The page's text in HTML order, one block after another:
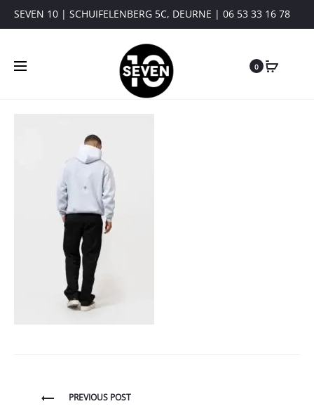
SEVEN 10 | SCHUIFELENBERG 5C, DEURNE | 06 53 33 16 78
0
BerichtPREVIOUS POST